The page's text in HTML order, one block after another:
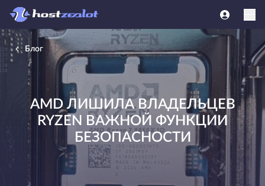
Блог
AMD ЛИШИЛА ВЛАДЕЛЬЦЕВ
RYZEN ВАЖНОЙ ФУНКЦИИ
БЕЗОПАСНОСТИ